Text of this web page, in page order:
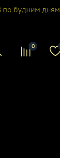
по будним дням
0